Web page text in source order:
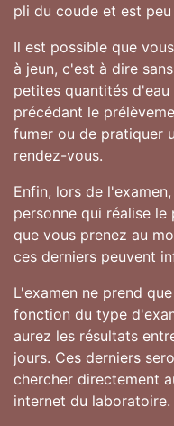
pli du coude et est
Il est possible que
à jeun, c'est à dire
petites quantités d'eau
précédant le
fumer ou de pratiquer
rendez-vous.
Enfin, lors de
personne qui réalise
que vous prenez au
ces derniers peuvent
L'examen ne prend
fonction du type
aurez les résultats
jours. Ces derniers
chercher directement
internet du laboratoire.